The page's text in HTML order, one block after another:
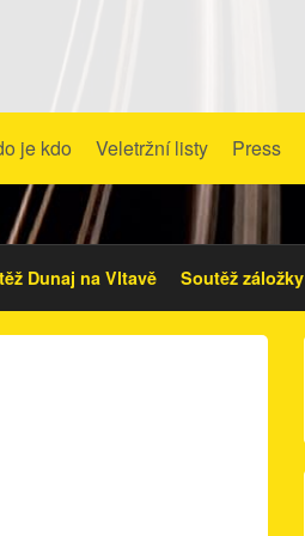
je kdo Veletržní listy Press
Dunaj na Vltavě Soutěž záložky